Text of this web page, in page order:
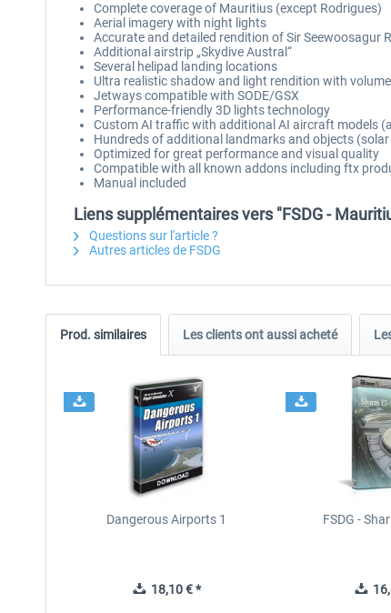
Complete coverage of Mauritius (except Rodrigues)
Aerial imagery with night lights
Accurate and detailed rendition of Sir Seewoosagur
Additional airstrip „Skydive Austral“
Several helipad landing locations
Ultra realistic shadow and light rendition with
Jetways compatible with SODE/GSX
Performance-friendly 3D lights technology
Custom AI traffic with additional AI aircraft models
Hundreds of additional landmarks and objects
Optimized for great performance and visual quality
Compatible with all known addons including ftx
Manual included
Liens supplémentaires vers "FSDG -
Questions sur l'article ?
Autres articles de FSDG
Prod. similaires Les clients ont aussi acheté
Dangerous Airports 1
18,10 € *
FSDG -